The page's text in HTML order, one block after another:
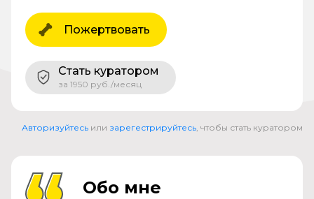
Пожертвовать
Стать куратором
за 1950 руб./месяц
Авторизуйтесь или зарегестрируйтесь , чтобы стать куратором
Обо мне